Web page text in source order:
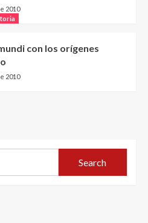
2010
con los orígenes
2010
Search